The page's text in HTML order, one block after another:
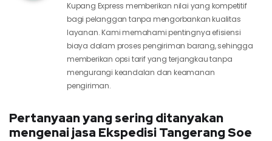
Kupang Express memberikan nilai yang kompetitif
bagi pelanggan tanpa mengorbankan kualitas
layanan. Kami memahami pentingnya efisiensi
biaya dalam proses pengiriman barang, sehingga
memberikan opsi tarif yang terjangkau tanpa
mengurangi keandalan dan keamanan
pengiriman.
Pertanyaan yang sering ditanyakan
mengenai jasa Ekspedisi Tangerang Soe